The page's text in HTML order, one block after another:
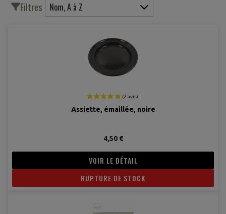
Filtres Nom, A à Z
Assiette, émaillée, noire
4,50 €
VOIR LE DÉTAIL
RUPTURE DE STOCK